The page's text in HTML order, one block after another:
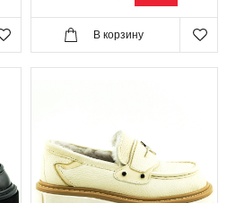
В корзину